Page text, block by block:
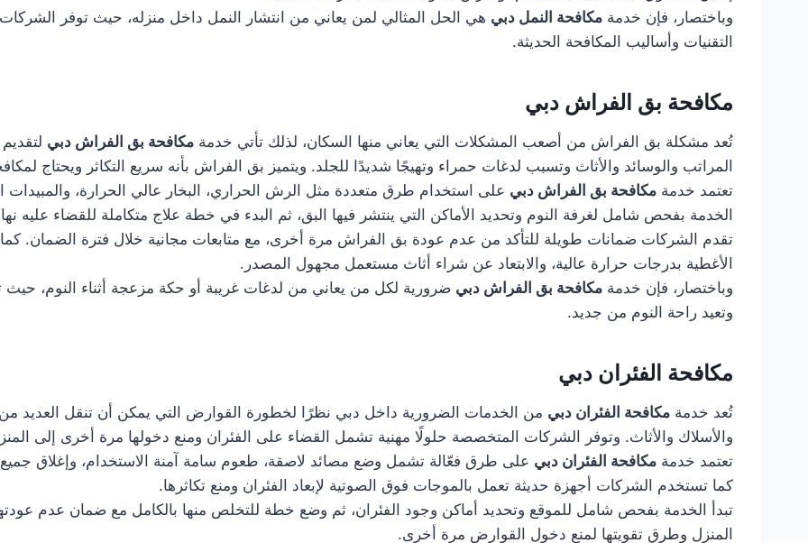
وباختصار، فإن خدمة مكافحة النمل دبي هي الحل المثالي لمن يعاني من انتشار النمل داخل منزله، حيث توفر
التقنيات وأساليب المكافحة الحديثة.
مكافحة بق الفراش دبي
تُعد مشكلة بق الفراش من أصعب المشكلات التي يعاني منها السكان، لذلك تأتي خدمة مكافحة بق الفراش دبي
المراتب والوسائد والأثاث وتسبب لدغات حمراء وتهيجًا شديدًا للجلد. ويتميز بق الفراش بأنه سريع التكاثر ويحتاج
تعتمد خدمة مكافحة بق الفراش دبي على استخدام طرق متعددة مثل الرش الحراري، البخار عالي الحرارة،
الخدمة بفحص شامل لغرفة النوم وتحديد الأماكن التي ينتشر فيها البق، ثم البدء في خطة علاج متكاملة للقضاء عليه
تقدم الشركات ضمانات طويلة للتأكد من عدم عودة بق الفراش مرة أخرى، مع متابعات مجانية خلال فترة الضمان.
الأغطية بدرجات حرارة عالية، والابتعاد عن شراء أثاث مستعمل مجهول المصدر.
وباختصار، فإن خدمة مكافحة بق الفراش دبي ضرورية لكل من يعاني من لدغات غريبة أو حكة مزعجة أثناء النوم،
وتعيد راحة النوم من جديد.
مكافحة الفئران دبي
تُعد خدمة مكافحة الفئران دبي من الخدمات الضرورية داخل دبي نظرًا لخطورة القوارض التي يمكن أن تنقل العديد من
والأسلاك والأثاث. وتوفر الشركات المتخصصة حلولًا مهنية تشمل القضاء على الفئران ومنع دخولها مرة أخرى إلى
تعتمد خدمة مكافحة الفئران دبي على طرق فعّالة تشمل وضع مصائد لاصقة، طعوم سامة آمنة الاستخدام، وإغلاق
كما تستخدم الشركات أجهزة حديثة تعمل بالموجات فوق الصوتية لإبعاد الفئران ومنع تكاثرها.
تبدأ الخدمة بفحص شامل للموقع وتحديد أماكن وجود الفئران، ثم وضع خطة للتخلص منها بالكامل مع ضمان عدم
المنزل وطرق تقويتها لمنع دخول القوارض مرة أخرى.